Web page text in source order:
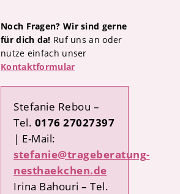
Noch Fragen? Wir sind gerne
für dich da! Ruf uns an oder
nutze einfach unser
Kontaktformular
Stefanie Rebou –
Tel. 0176 27027397
| E-Mail:
stefanie@trageberatung-
nesthaekchen.de
Irina Bahouri – Tel.